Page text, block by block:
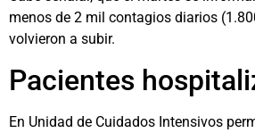
menos de 2 mil contagios diarios
volvieron a subir.
Pacientes
En Unidad de Cuidados Intensivos